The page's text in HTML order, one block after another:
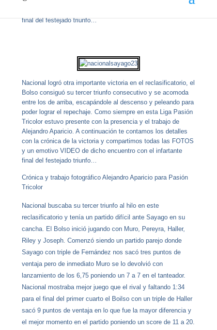
final del festejado triunfo…
Nacional logró otra importante victoria en el reclasificatorio, el
Bolso consiguó su tercer triunfo consecutivo y se acomoda
entre los de arriba, escapándole al descenso y peleando para
poder lograr el repechaje. Como siempre en esta Liga Pasión
Tricolor estuvo presente con la presencia y el trabajo de
Alejandro Aparicio. A continuación te contamos los detalles
con la crónica de la victoria y compartimos todas las FOTOS
y un emotivo VIDEO de dicho encuentro con el infartante
final del festejado triunfo…
Crónica y trabajo fotográfico Alejandro Aparicio para Pasión
Tricolor
Nacional buscaba su tercer triunfo al hilo en este
reclasificatorio y tenía un partido difícil ante Sayago en su
cancha. El Bolso inició jugando con Muro, Pereyra, Haller,
Riley y Joseph. Comenzó siendo un partido parejo donde
Sayago con triple de Fernández nos sacó tres puntos de
ventaja pero de inmediato Muro se lo devolvió con
lanzamiento de los 6,75 poniendo un 7 a 7 en el tanteador.
Nacional mostraba mejor juego que el rival y faltando 1:34
para el final del primer cuarto el Boilso con un triple de Haller
sacó 9 puntos de ventaja en lo que fue la mayor diferencia y
el mejor momento en el partido poniendo un score de 11 a 20.